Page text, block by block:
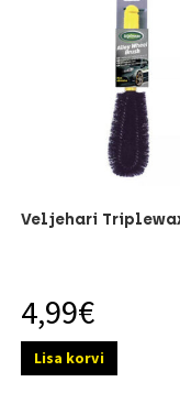
Veljehari
4,99€
Lisa korvi